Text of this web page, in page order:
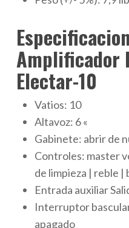
Amplificador
Electar-10
Vatios: 10
Altavoz: 6 «
Gabinete: abrir de
Controles: master
de limpieza | reble |
Entrada auxiliar
Interruptor
apagado